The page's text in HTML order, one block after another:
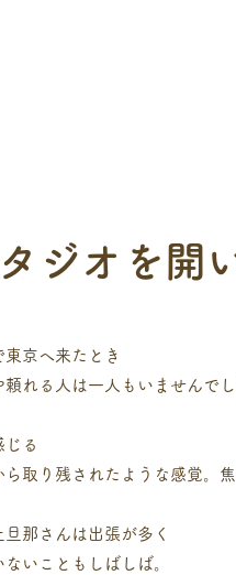
ジオを開
東京へ来たとき
頼れる人は一人もいませんでし
じる
ら取り残されたような感覚。焦
旦那さんは出張が多く
ないこともしばしば。